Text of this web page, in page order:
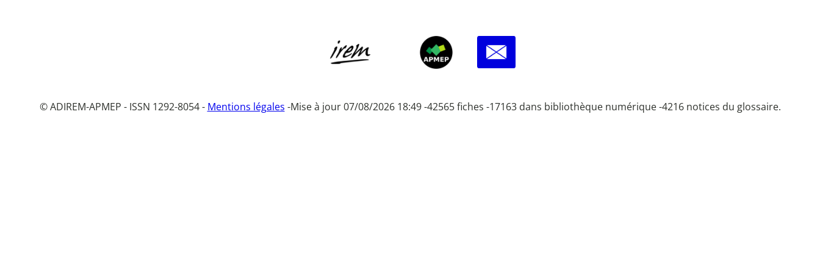
© ADIREM-APMEP - ISSN 1292-8054 - Mentions légales -Mise à jour 07/08/2026 18:49 -42565 fiches -17163 dans bibliothèque numérique -4216 notices du glossaire.